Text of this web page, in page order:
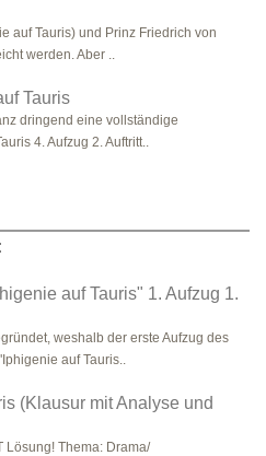
auf Tauris) und Prinz Friedrich von
werden. Aber ..
Tauris
dringend eine vollständige
4. Aufzug 2. Auftritt..
auf Tauris" 1. Aufzug 1.
weshalb der erste Aufzug des
auf Tauris..
(Klausur mit Analyse und
Lösung! Thema: Drama/